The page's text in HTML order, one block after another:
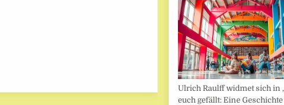
Ulrich Raulff widmet sich in
euch gefällt: Eine Geschichte